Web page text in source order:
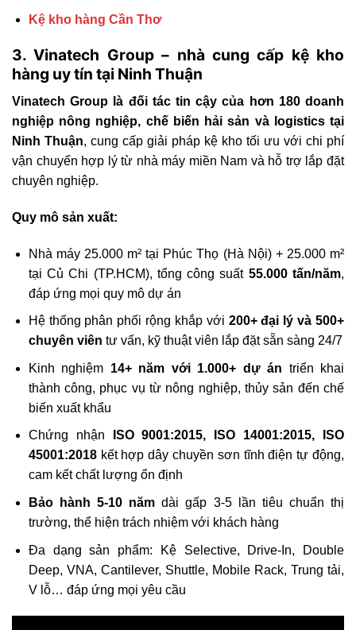
Kệ kho hàng Cần Thơ
3. Vinatech Group – nhà cung cấp kệ kho
hàng uy tín tại Ninh Thuận
Vinatech Group là đối tác tin cậy của hơn 180 doanh
nghiệp nông nghiệp, chế biến hải sản và logistics tại
Ninh Thuận, cung cấp giải pháp kệ kho tối ưu với chi phí
vận chuyển hợp lý từ nhà máy miền Nam và hỗ trợ lắp đặt
chuyên nghiệp.
Quy mô sản xuất:
Nhà máy 25.000 m² tại Phúc Thọ (Hà Nội) + 25.000 m²
tại Củ Chi (TP.HCM), tổng công suất 55.000 tấn/năm,
đáp ứng mọi quy mô dự án
Hệ thống phân phối rộng khắp với 200+ đại lý và 500+
chuyên viên tư vấn, kỹ thuật viên lắp đặt sẵn sàng 24/7
Kinh nghiệm 14+ năm với 1.000+ dự án triển khai
thành công, phục vụ từ nông nghiệp, thủy sản đến chế
biến xuất khẩu
Chứng nhận
ISO 9001:2015, ISO 14001:2015, ISO
45001:2018kết hợp dây chuyền sơn tĩnh điện tự động,
cam kết chất lượng ổn định
Bảo hành 5-10 năm dài gấp 3-5 lần tiêu chuẩn thị
trường, thể hiện trách nhiệm với khách hàng
Đa dạng sản phẩm: Kệ Selective, Drive-In, Double
Deep, VNA, Cantilever, Shuttle, Mobile Rack, Trung tải,
V lỗ… đáp ứng mọi yêu cầu